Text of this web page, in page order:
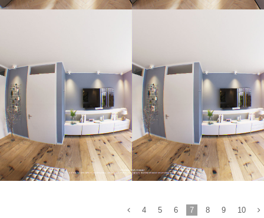
Interieur 360 VR experience
4 5 6 7 8 9 10